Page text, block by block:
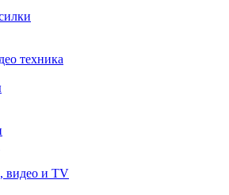
техника
видео и TV